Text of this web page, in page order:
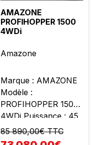
AMAZONE
PROFIHOPPER 1500
4WDi
Amazone
Marque : AMAZONE
Modèle :
PROFIHOPPER 1500
4WDi Puissance : 45
cv Moteur Diésel
Yanmar 4 cylindre
85 890,00€ TTC